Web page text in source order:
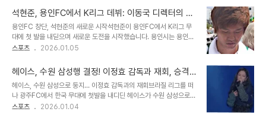
을 바탕으로 제공권 장악과..
수에게 또 한 번의 성장 기회가 될 것으로 보입니다. K리그를 넘어 유
럽 무대로: 양민혁의 성장 스토리양민혁은 2024 시즌 K리그에서 맹
활약하며 팬들에게 깊은 인상을 남겼습니다. 강원FC 소속으로 리그에
서 11골 6도움을 기록하며, 유럽 구단들의 주목을 받았습니다. 그의
잠재력을 알아본 토트넘은 양민혁을 영입하며, 프리미어리그라는 꿈
성장에 중요한 발판이 될 것입니..
석현준, 용인FC에서 K리그 데뷔: 이동국 디렉터의 지
원과 그의 간절함
용인FC 창단, 석현준의 새로운 시작석현준이 용인FC에서 K리그 무
대에 첫 발을 내딛으며 새로운 도전을 시작했습니다. 용인시는 용인포
은아트홀에서 창단식을 개최했고, 이상일 시장을 비롯한 주요 관계자
디렉터, 그리고 석현준 선수 본인이 함께 자리했습니다. 석현준은 용인
1호 오피셜 선수로서, 용인 신갈고 출신이라는 특별한 인연을 가지고
있습니다. 유럽 무대에서의 활약과 병역 문제석현준은 네덜란드 아약
스에서 프로 데뷔 후, 흐로닝언, 마리티무, 알 아흘리 등 다양한 팀에서
활약하며 유럽 무대에서 경험을 쌓았습니다. 특히 2015년 비토리아
스포츠 2026.01.05
헤이스, 수원 삼성행 결정! 이정효 감독과 재회, 승격
이끈다
헤이스, 수원 삼성으로 둥지… 이정효 감독과의 재회브라질 리그를 떠
나 광주FC에서 한국 무대에 첫발을 내디딘 헤이스가 수원 삼성으로
향합니다. 복수의 이적시장 관계자에 따르면, 헤이스는 여러 팀의 제안
스포츠 2026.01.04